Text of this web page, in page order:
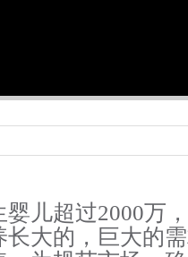
超过2000万
大的，巨大的